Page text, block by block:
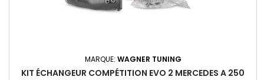
MARQUE: WAGNER TUNING
KIT ÉCHANGEUR COMPÉTITION EVO 2 MERCEDES A 250